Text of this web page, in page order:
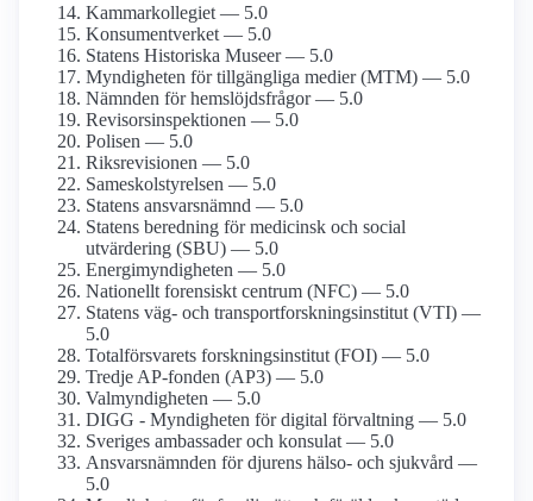
Kammar­kollegiet — 5.0
Konsument­verket — 5.0
Statens Historiska Museer — 5.0
Myndigheten för tillgängliga medier (MTM) — 5.0
Nämnden för hemslöjds­frågor — 5.0
Revisors­inspektionen — 5.0
Polisen — 5.0
Riksrevisionen — 5.0
Sameskol­styrelsen — 5.0
Statens ansvars­nämnd — 5.0
Statens beredning för medicinsk och social
utvärdering (SBU) — 5.0
Energi­myndigheten — 5.0
Nationellt forensiskt centrum (NFC) — 5.0
Statens väg- och transport­forsknings­institut (VTI) —
5.0
Total­försvarets forsknings­institut (FOI) — 5.0
Tredje AP-fonden (AP3) — 5.0
Val­myndigheten — 5.0
DIGG - Myndigheten för digital förvaltning — 5.0
Sveriges ambassader och konsulat — 5.0
Ansvarsnämnden för djurens hälso- och sjukvård —
5.0